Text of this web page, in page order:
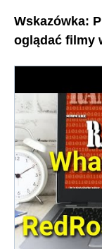
Wskazówka:
oglądać filmy